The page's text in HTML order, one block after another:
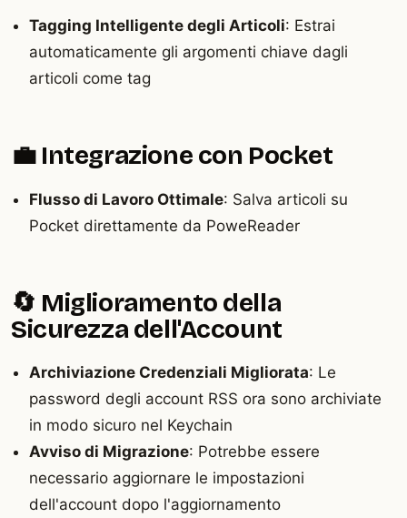
Tagging Intelligente degli Articoli: Estrai
automaticamente gli argomenti chiave dagli
articoli come tag
💼 Integrazione con Pocket
Flusso di Lavoro Ottimale: Salva articoli su
Pocket direttamente da PoweReader
🔄 Miglioramento della
Sicurezza dell'Account
Archiviazione Credenziali Migliorata: Le
password degli account RSS ora sono archiviate
in modo sicuro nel Keychain
Avviso di Migrazione: Potrebbe essere
necessario aggiornare le impostazioni
dell'account dopo l'aggiornamento